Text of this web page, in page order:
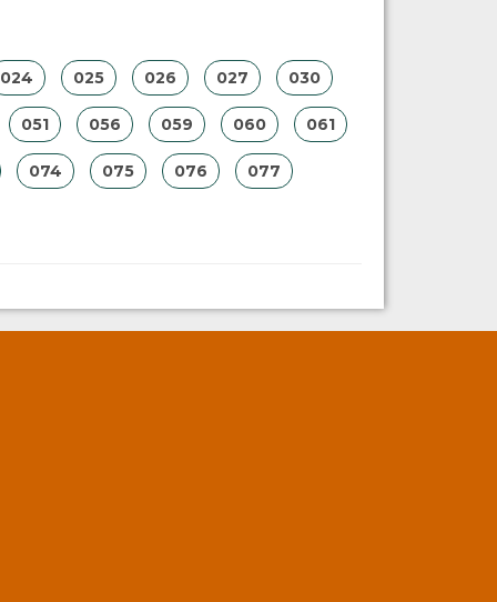
024 025 026 027 030
051 056 059 060 061
074 075 076 077